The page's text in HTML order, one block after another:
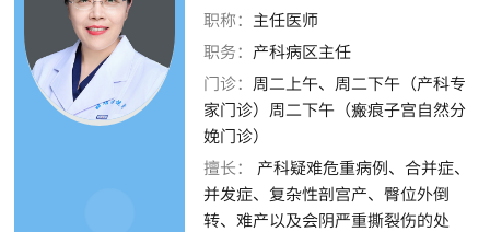
职称： 主任医师
职务： 产科病区主任
门诊： 周二上午、周二下午（产科专
家门诊）周二下午（瘢痕子宫自然分
娩门诊）
擅长：
产科疑难危重病例、合并症、
并发症、复杂性剖宫产、臀位外倒
转、难产以及会阴严重撕裂伤的处